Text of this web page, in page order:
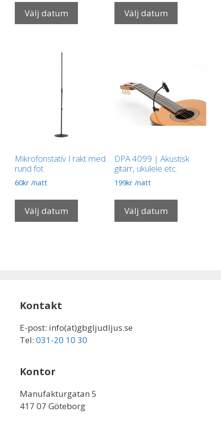
Välj datum Välj datum
Mikrofonstativ I rakt med
rund fot
60kr /natt
Välj datum
DPA 4099 | Akustisk
gitarr, ukulele etc.
199kr/natt
Välj datum
Kontakt
E-post: info(at)gbgljudljus.se
Tel: 031-20 10 30
Kontor
Manufakturgatan 5
417 07 Göteborg